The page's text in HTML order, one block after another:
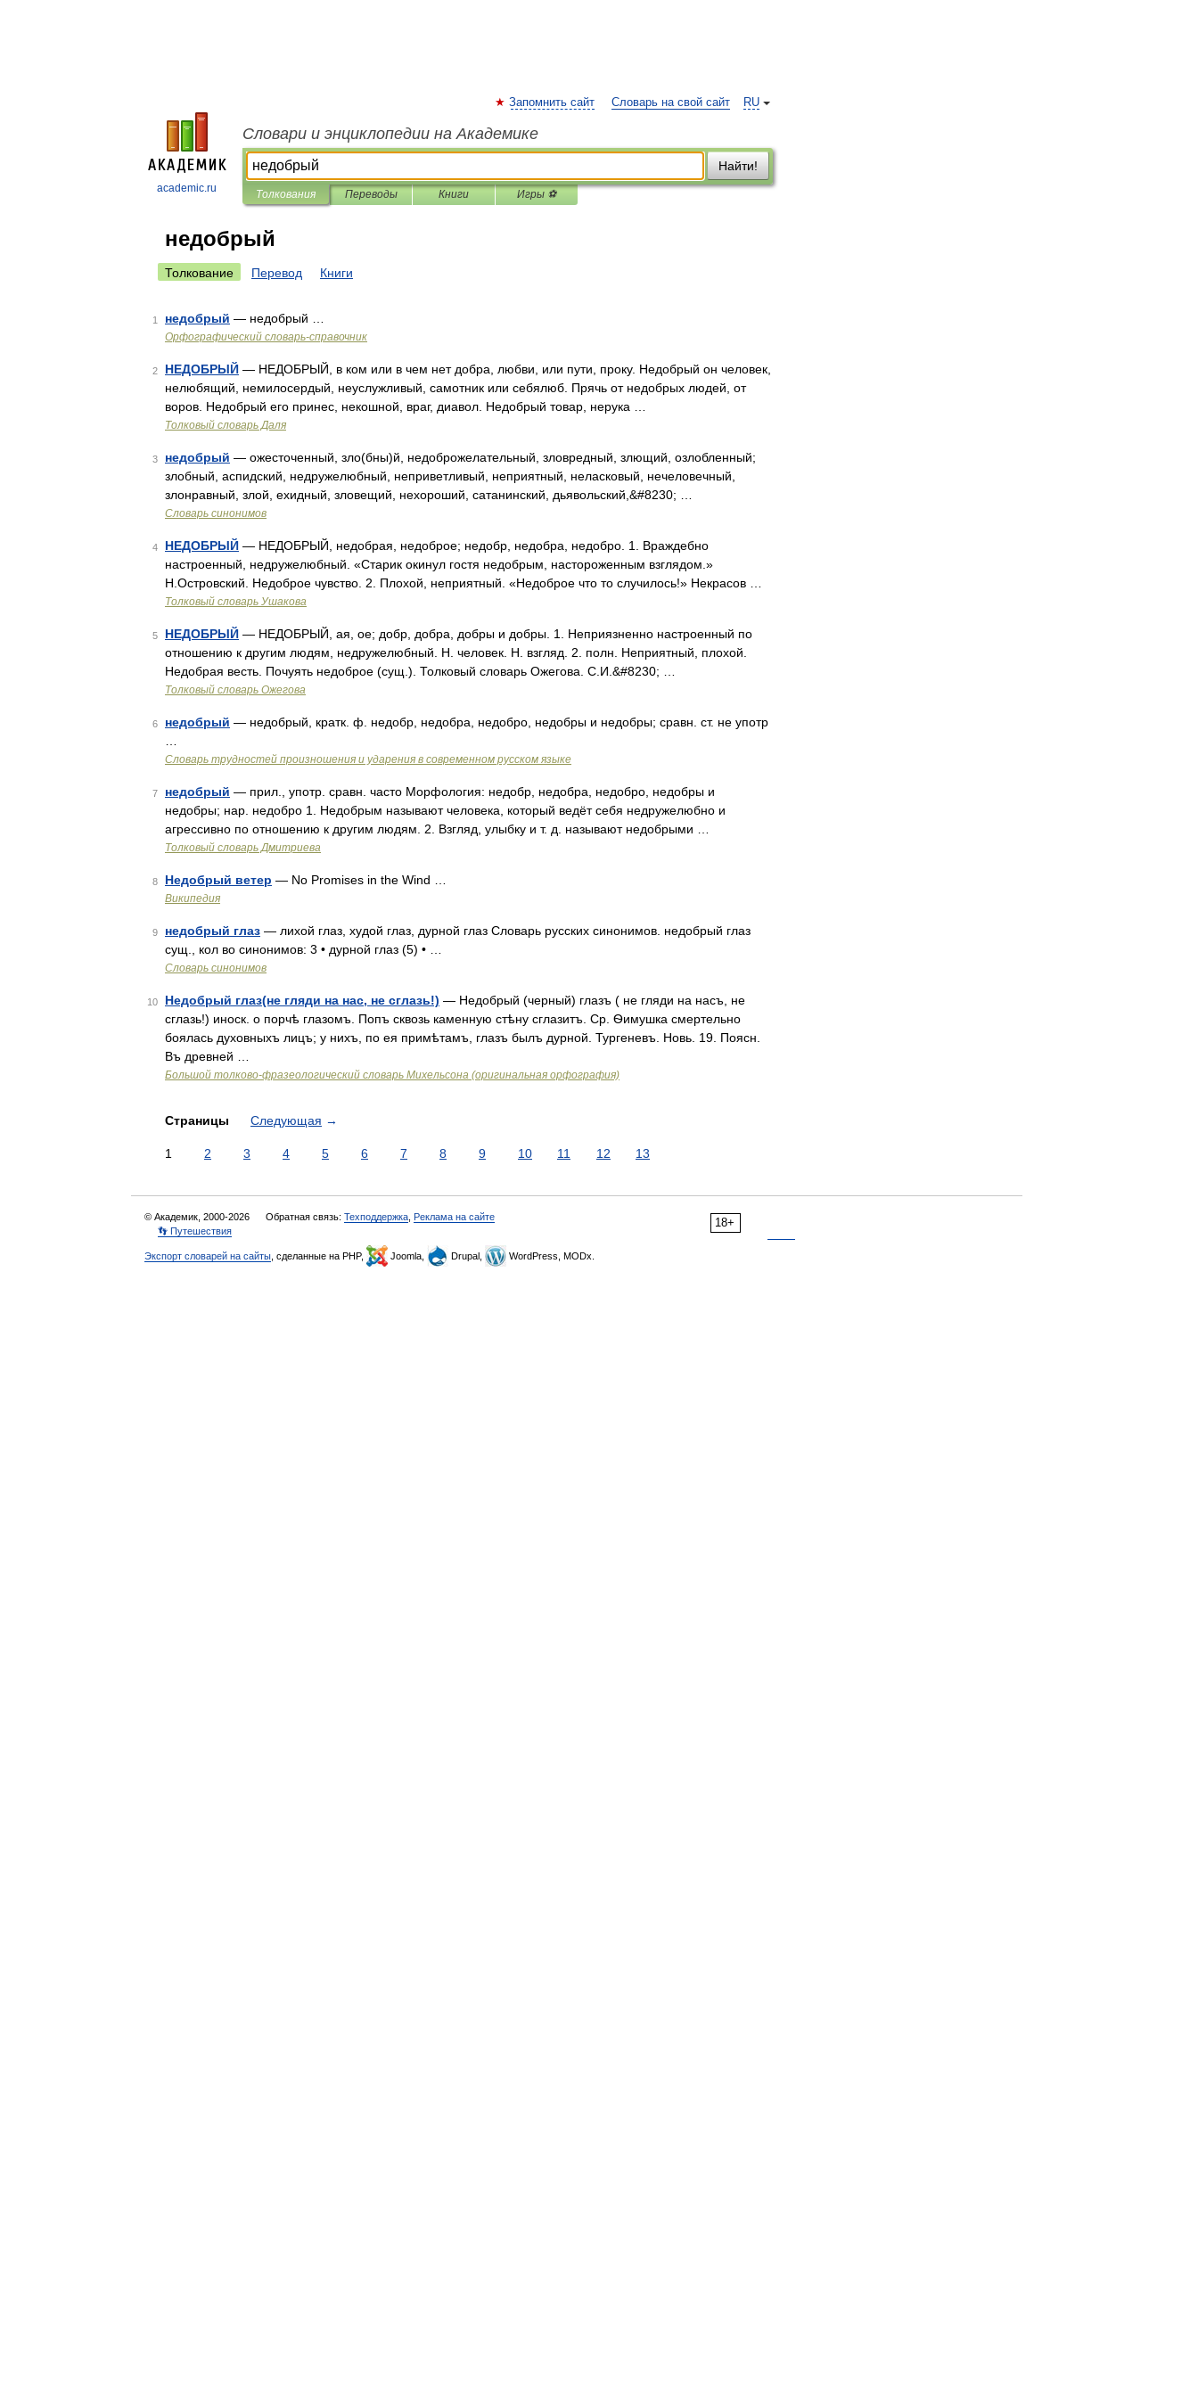
academic.ru
RU
Запомнить сайт Словарь на свой сайт
Словари и энциклопедии на Академике
Найти!
Толкования Переводы Книги Игры ⚽
недобрый
Толкование Перевод Книги
1 недобрый — недобрый …
Орфографический словарь-справочник
2 НЕДОБРЫЙ — НЕДОБРЫЙ, в ком или в чем нет добра, любви, или пути, проку. Недобрый он человек,
нелюбящий, немилосердый, неуслужливый, самотник или себялюб. Прячь от недобрых людей, от
воров. Недобрый его принес, некошной, враг, диавол. Недобрый товар, нерука …
Толковый словарь Даля
3 недобрый — ожесточенный, зло(бны)й, недоброжелательный, зловредный, злющий, озлобленный;
злобный, аспидский, недружелюбный, неприветливый, неприятный, неласковый, нечеловечный,
злонравный, злой, ехидный, зловещий, нехороший, сатанинский, дьявольский,&#8230; …
Словарь синонимов
4 НЕДОБРЫЙ — НЕДОБРЫЙ, недобрая, недоброе; недобр, недобра, недобро. 1. Враждебно
настроенный, недружелюбный. «Старик окинул гостя недобрым, настороженным взглядом.»
Н.Островский. Недоброе чувство. 2. Плохой, неприятный. «Недоброе что то случилось!» Некрасов …
Толковый словарь Ушакова
5 НЕДОБРЫЙ — НЕДОБРЫЙ, ая, ое; добр, добра, добры и добры. 1. Неприязненно настроенный по
отношению к другим людям, недружелюбный. Н. человек. Н. взгляд. 2. полн. Неприятный, плохой.
Недобрая весть. Почуять недоброе (сущ.). Толковый словарь Ожегова. С.И.&#8230; …
Толковый словарь Ожегова
6 недобрый — недобрый, кратк. ф. недобр, недобра, недобро, недобры и недобры; сравн. ст. не употр
Словарь трудностей произношения и ударения в современном русском языке
7 недобрый — прил., употр. сравн. часто Морфология: недобр, недобра, недобро, недобры и
недобры; нар. недобро 1. Недобрым называют человека, который ведёт себя недружелюбно и
агрессивно по отношению к другим людям. 2. Взгляд, улыбку и т. д. называют недобрыми …
Толковый словарь Дмитриева
8 Недобрый ветер — No Promises in the Wind …
Википедия
9 недобрый глаз — лихой глаз, худой глаз, дурной глаз Словарь русских синонимов. недобрый глаз
сущ., кол во синонимов: 3 • дурной глаз (5) • …
Словарь синонимов
10 Недобрый глаз(не гляди на нас, не сглазь!) — Недобрый (черный) глазъ ( не гляди на насъ, не
сглазь!) иноск. о порчѣ глазомъ. Попъ сквозь каменную стѣну сглазитъ. Ср. Ѳимушка смертельно
боялась духовныхъ лицъ; у нихъ, по ея примѣтамъ, глазъ былъ дурной. Тургеневъ. Новь. 19. Поясн.
Въ древней …
Большой толково-фразеологический словарь Михельсона (оригинальная орфография)
Страницы Следующая →
1 2 3 4 5 6 7 8 9 10 11 12 13
18+
© Академик, 2000-2026 Обратная связь: Техподдержка Реклама на сайте
👣 Путешествия
Экспорт словарей на сайты , сделанные на PHP, Joomla, Drupal, WordPress, MODx.